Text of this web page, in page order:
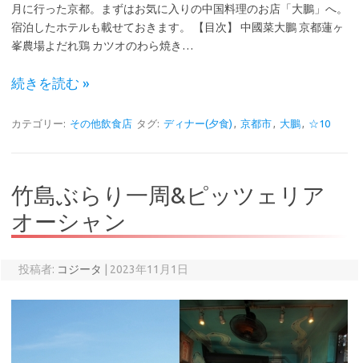
月に行った京都。まずはお気に入りの中国料理のお店「大鵬」へ。
宿泊したホテルも載せておきます。 【目次】 中國菜大鵬 京都蓮ヶ
峯農場よだれ鶏 カツオのわら焼き…
続きを読む »
カテゴリー: その他飲食店 タグ: ディナー(夕食) , 京都市, 大鵬, ☆10
竹島ぶらり一周&ピッツェリア
オーシャン
投稿者: コジータ 2023年11月1日